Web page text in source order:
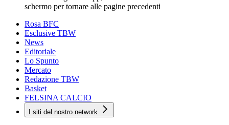
schermo per tornare alle pagine precedenti
Rosa BFC
Esclusive TBW
News
Editoriale
Lo Spunto
Mercato
Redazione TBW
Basket
FELSINA CALCIO
I siti del nostro network